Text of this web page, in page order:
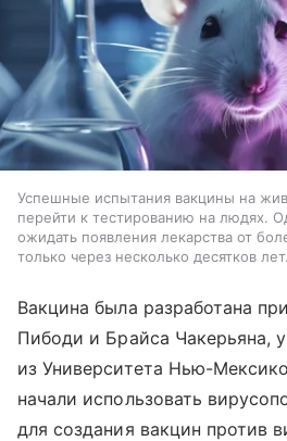
Успешные испытания вакцины на
перейти к тестированию на людях.
ожидать появления лекарства от
только через несколько десятков лет.
Вакцина была разработана
Пибоди и Брайса Чакерьяна,
из Университета Нью-
начали использовать
для создания вакцин против